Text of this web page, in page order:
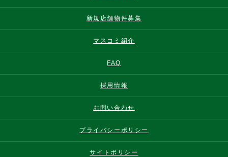
新規店舗物件募集
マスコミ紹介
FAQ
採用情報
お問い合わせ
プライバシーポリシー
サイトポリシー